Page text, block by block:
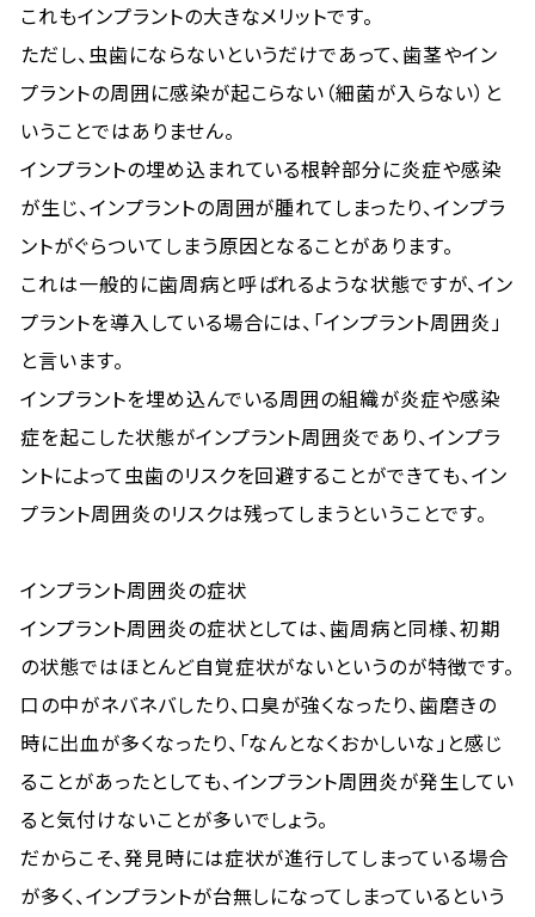
これもインプラントの大きなメリットです。
ただし、虫歯にならないというだけであって、歯茎やイン
プラントの周囲に感染が起こらない（細菌が入らない）と
いうことではありません。
インプラントの埋め込まれている根幹部分に炎症や感染
が生じ、インプラントの周囲が腫れてしまったり、インプラ
ントがぐらついてしまう原因となることがあります。
これは一般的に歯周病と呼ばれるような状態ですが、イン
プラントを導入している場合には、「インプラント周囲炎」
と言います。
インプラントを埋め込んでいる周囲の組織が炎症や感染
症を起こした状態がインプラント周囲炎であり、インプラ
ントによって虫歯のリスクを回避することができても、イン
プラント周囲炎のリスクは残ってしまうということです。
インプラント周囲炎の症状
インプラント周囲炎の症状としては、歯周病と同様、初期
の状態ではほとんど自覚症状がないというのが特徴です。
口の中がネバネバしたり、口臭が強くなったり、歯磨きの
時に出血が多くなったり、「なんとなくおかしいな」と感じ
ることがあったとしても、インプラント周囲炎が発生してい
ると気付けないことが多いでしょう。
だからこそ、発見時には症状が進行してしまっている場合
が多く、インプラントが台無しになってしまっているという